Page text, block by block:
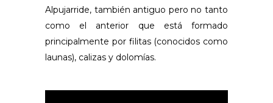
Alpujarride, también antiguo pero no tanto
como el anterior que está formado
principalmente por filitas (conocidos como
launas), calizas y dolomías.